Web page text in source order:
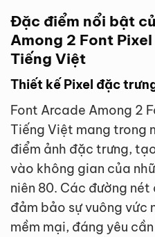
Đặc điểm nổi bật
Among 2 Font
Tiếng Việt
Thiết kế Pixel đặc
Font Arcade Among 2
Tiếng Việt mang trong
điểm ảnh đặc trưng,
vào không gian của
niên 80. Các đường
đảm bảo sự vuông vức
mềm mại, đáng yêu